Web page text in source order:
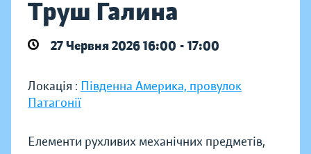
Труш Галина
27 Червня 2026 16:00 - 17:00
Локація : Південна Америка, провулок
Патагонії
Елементи рухливих механічних предметів,